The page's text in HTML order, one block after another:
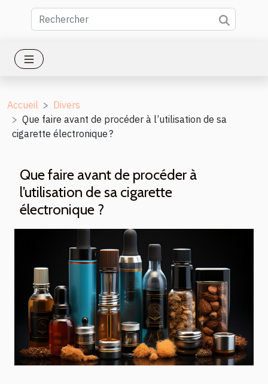
Accueil
Divers
Que faire avant de procéder à l’utilisation de sa
cigarette électronique ?
Que faire avant de procéder à
l’utilisation de sa cigarette
électronique ?